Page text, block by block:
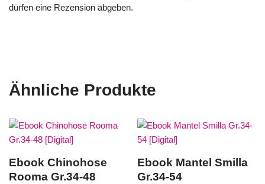
dürfen eine Rezension abgeben.
Ähnliche Produkte
Ebook Chinohose
Rooma Gr.34-48
Ebook Mantel Smilla
Gr.34-54